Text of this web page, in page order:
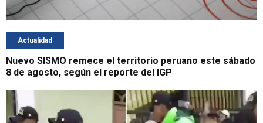
Actualidad
Nuevo SISMO remece el territorio peruano este sábado
8 de agosto, según el reporte del IGP